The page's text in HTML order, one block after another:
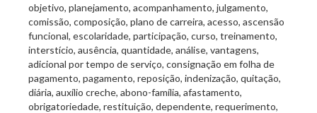
objetivo, planejamento, acompanhamento, julgamento,
comissão, composição, plano de carreira, acesso, ascensão
funcional, escolaridade, participação, curso, treinamento,
interstício, ausência, quantidade, análise, vantagens,
adicional por tempo de serviço, consignação em folha de
pagamento, pagamento, reposição, indenização, quitação,
diária, auxílio creche, abono-família, afastamento,
obrigatoriedade, restituição, dependente, requerimento,